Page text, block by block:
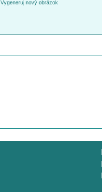
Vygeneruj nový obrázok